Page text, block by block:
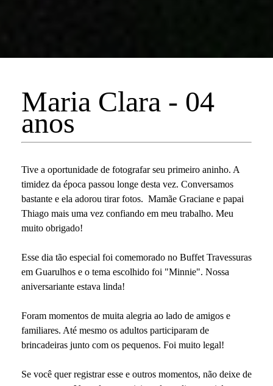
Maria Clara - 04
anos
Tive a oportunidade de fotografar seu primeiro aninho. A
timidez da época passou longe desta vez. Conversamos
bastante e ela adorou tirar fotos. Mamãe Graciane e papai
Thiago mais uma vez confiando em meu trabalho. Meu
muito obrigado!
Esse dia tão especial foi comemorado no Buffet Travessuras
em Guarulhos e o tema escolhido foi "Minnie". Nossa
aniversariante estava linda!
Foram momentos de muita alegria ao lado de amigos e
familiares. Até mesmo os adultos participaram de
brincadeiras junto com os pequenos. Foi muito legal!
Se você quer registrar esse e outros momentos, não deixe de